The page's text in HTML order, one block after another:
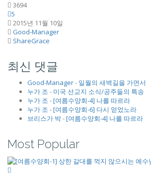
3694
5
2015년 11월 10일
Good-Manager
ShareGrace
최신 댓글
Good-Manager- 일월의 새벽길을 가면서
누가 조 - 미국 선교지 소식/공주들의 특송
누가 조 -[여름수양회-4] 나를 따르라
누가 조 -[여름수양회-6] 다시 얻었노라
브리스가 박-[여름수양회-4] 나를 따르라
Most Popular